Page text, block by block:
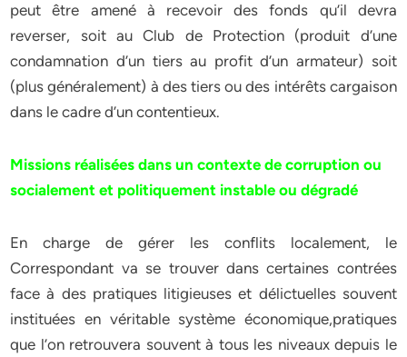
peut être amené à recevoir des fonds qu’il devra
reverser, soit au Club de Protection (produit d’une
condamnation d’un tiers au profit d’un armateur) soit
(plus généralement) à des tiers ou des intérêts cargaison
dans le cadre d’un contentieux.
Missions réalisées dans un contexte de corruption ou
socialement et politiquement instable ou dégradé
En charge de gérer les conflits localement, le
Correspondant va se trouver dans certaines contrées
face à des pratiques litigieuses et délictuelles souvent
instituées en véritable système économique,pratiques
que l’on retrouvera souvent à tous les niveaux depuis le